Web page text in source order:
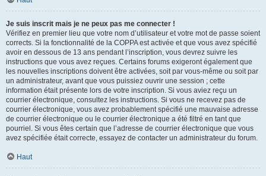
Je suis inscrit mais je ne peux pas me connecter !
Vérifiez en premier lieu que votre nom d’utilisateur et votre mot de passe soient
corrects. Si la fonctionnalité de la COPPA est activée et que vous avez spécifié
avoir en dessous de 13 ans pendant l’inscription, vous devrez suivre les
instructions que vous avez reçues. Certains forums exigeront également que
les nouvelles inscriptions doivent être activées, soit par vous-même ou soit par
un administrateur, avant que vous puissiez ouvrir une session ; cette
information était présente lors de votre inscription. Si vous aviez reçu un
courrier électronique, consultez les instructions. Si vous ne recevez pas de
courrier électronique, vous avez probablement spécifié une mauvaise adresse
de courrier électronique ou le courrier électronique a été filtré en tant que
pourriel. Si vous êtes certain que l’adresse de courrier électronique que vous
avez spécifiée était correcte, essayez de contacter un administrateur du forum.
Haut